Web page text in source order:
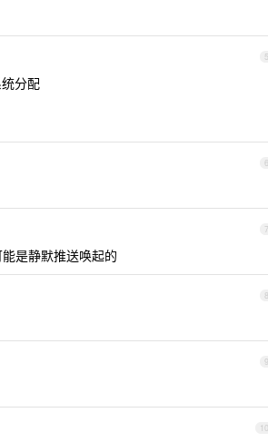
5
分配
6
7
是静默推送唤起的
8
9
10